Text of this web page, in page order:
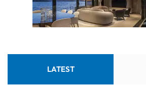
LATEST